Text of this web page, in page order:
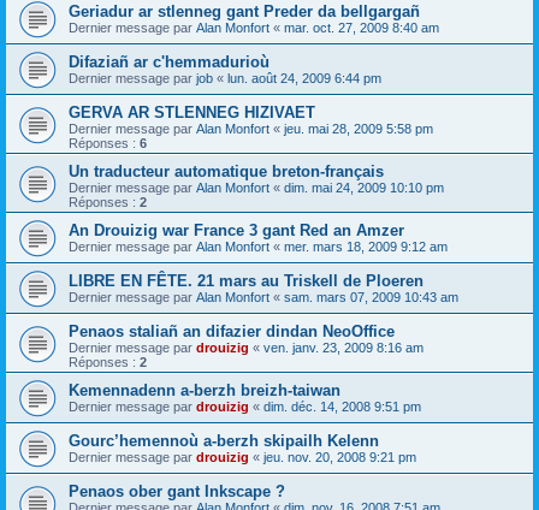
Geriadur ar stlenneg gant Preder da bellgargañ
Dernier message par Alan Monfort « mar. oct. 27, 2009 8:40 am
Difaziañ ar c'hemmadurioù
Dernier message par job « lun. août 24, 2009 6:44 pm
GERVA AR STLENNEG HIZIVAET
Dernier message par Alan Monfort « jeu. mai 28, 2009 5:58 pm
Réponses : 6
Un traducteur automatique breton-français
Dernier message par Alan Monfort « dim. mai 24, 2009 10:10 pm
Réponses : 2
An Drouizig war France 3 gant Red an Amzer
Dernier message par Alan Monfort « mer. mars 18, 2009 9:12 am
LIBRE EN FÊTE. 21 mars au Triskell de Ploeren
Dernier message par Alan Monfort « sam. mars 07, 2009 10:43 am
Penaos staliañ an difazier dindan NeoOffice
Dernier message par drouizig « ven. janv. 23, 2009 8:16 am
Réponses : 2
Kemennadenn a-berzh breizh-taiwan
Dernier message par drouizig « dim. déc. 14, 2008 9:51 pm
Gourc’hemennoù a-berzh skipailh Kelenn
Dernier message par drouizig « jeu. nov. 20, 2008 9:21 pm
Penaos ober gant Inkscape ?